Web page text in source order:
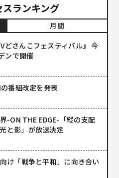
ランキング
月間
どさんこフェスティバル』 今
ンで開催
番組改定を発表
-ON THE EDGE-「縦の支配
と影」が放送決定
け「戦争と平和」に向き合い